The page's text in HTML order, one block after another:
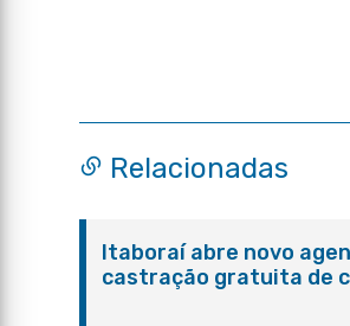
Relacionadas
Itaboraí abre novo
castração gratuita de